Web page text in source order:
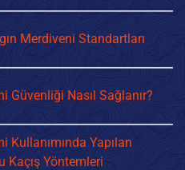
Merdiveni Standartları
Güvenliği Nasıl Sağlanır?
Kullanımında Yapılan
Kaçış Yöntemleri